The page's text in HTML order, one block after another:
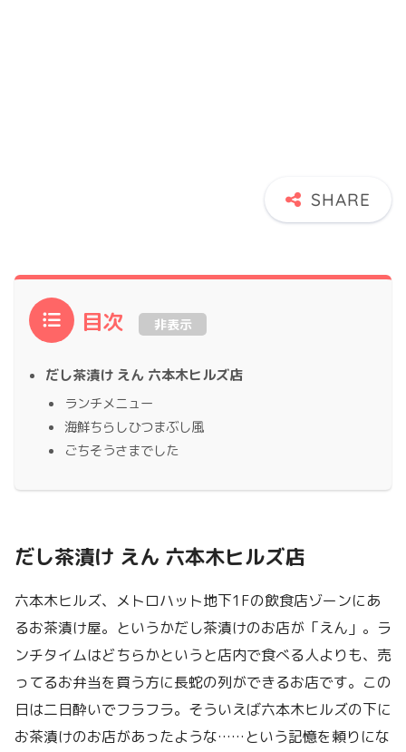
目次 非表示
だし茶漬け えん 六本木ヒルズ店
ランチメニュー
海鮮ちらしひつまぶし風
ごちそうさまでした
だし茶漬け えん 六本木ヒルズ店
六本木ヒルズ、メトロハット地下1Fの飲食店ゾーンにあ
るお茶漬け屋。というかだし茶漬けのお店が「えん」。ラ
ンチタイムはどちらかというと店内で食べる人よりも、売
ってるお弁当を買う方に長蛇の列ができるお店です。この
日は二日酔いでフラフラ。そういえば六本木ヒルズの下に
お茶漬けのお店があったような……という記憶を頼りにな